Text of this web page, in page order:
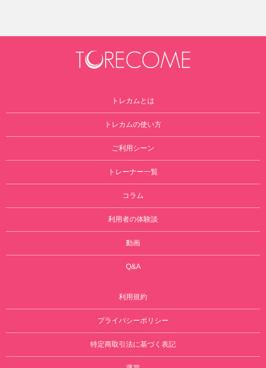
トレカムとは
トレカムの使い方
ご利用シーン
トレーナー一覧
コラム
利用者の体験談
動画
Q&A
利用規約
プライバシーポリシー
特定商取引法に基づく表記